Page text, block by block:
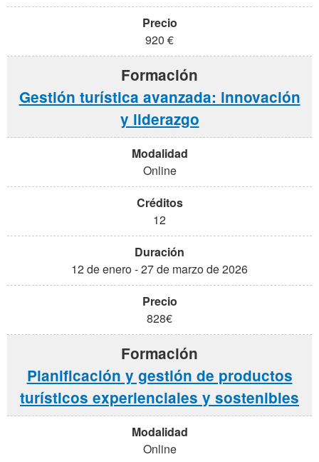
920 €
Gestión turística avanzada: innovación
y liderazgo
Online
12
12 de enero - 27 de marzo de 2026
828€
Planificación y gestión de productos
turísticos experienciales y sostenibles
Online